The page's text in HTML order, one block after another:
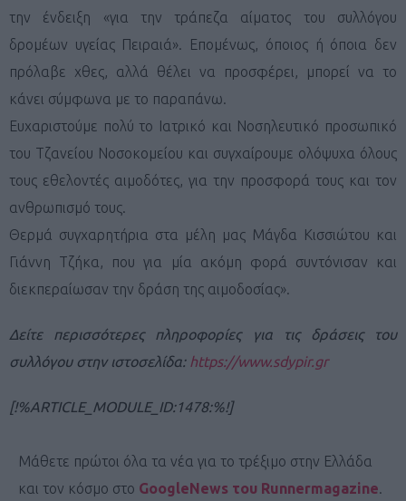
την ένδειξη «για την τράπεζα αίματος του συλλόγου
δρομέων υγείας Πειραιά». Επομένως, όποιος ή όποια δεν
πρόλαβε χθες, αλλά θέλει να προσφέρει, μπορεί να το
κάνει σύμφωνα με το παραπάνω.
Ευχαριστούμε πολύ το Ιατρικό και Νοσηλευτικό προσωπικό
του Τζανείου Νοσοκομείου και συγχαίρουμε ολόψυχα όλους
τους εθελοντές αιμοδότες, για την προσφορά τους και τον
ανθρωπισμό τους.
Θερμά συγχαρητήρια στα μέλη μας Μάγδα Κισσιώτου και
Γιάννη Τζήκα, που για μία ακόμη φορά συντόνισαν και
διεκπεραίωσαν την δράση της αιμοδοσίας».
Δείτε περισσότερες πληροφορίες για τις δράσεις του
συλλόγου στην ιστοσελίδα: https://www.sdypir.gr
[!%ARTICLE_MODULE_ID:1478:%!]
Μάθετε πρώτοι όλα τα νέα για το τρέξιμο στην Ελλάδα
και τον κόσμο στο GoogleNews του Runnermagazine.